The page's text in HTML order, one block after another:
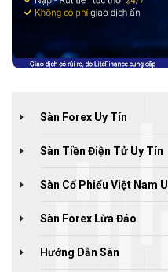
Sàn Forex Uy Tín
Sàn Tiền Điện Tử Uy Tín
Sàn Cổ Phiếu Việt Nam
Sàn Forex Lừa Đảo
Hướng Dẫn Sàn